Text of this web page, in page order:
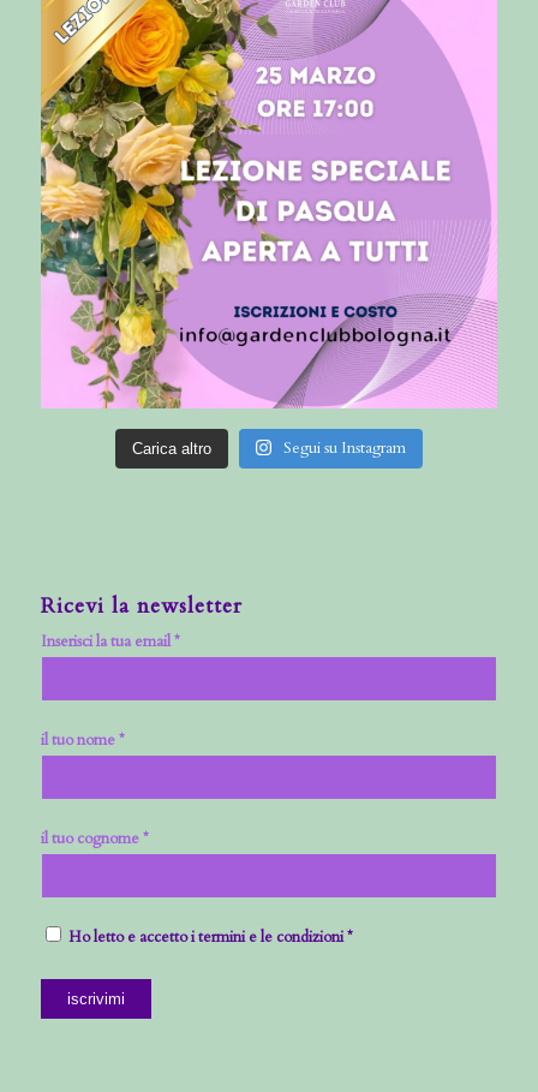
Carica altro Segui su Instagram
Ricevi la newsletter
Inserisci la tua email *
il tuo nome *
il tuo cognome *
Ho letto e accetto i termini e le condizioni *